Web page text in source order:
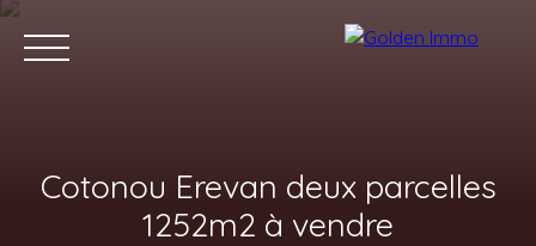
Cotonou Erevan deux parcelles
1252m2 à vendre